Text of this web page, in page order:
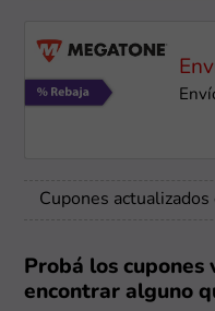
Cupones
Probá los cupones
encontrar alguno